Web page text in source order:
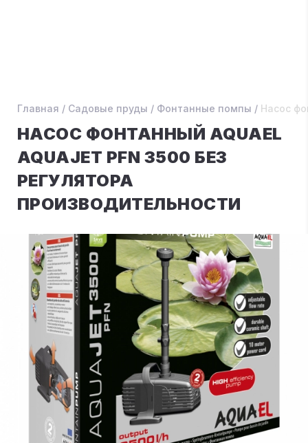
Главная / Садовые пруды / Фонтанные помпы / Насос
НАСОС ФОНТАННЫЙ AQUAEL
AQUAJET PFN 3500 БЕЗ
РЕГУЛЯТОРА
ПРОИЗВОДИТЕЛЬНОСТИ